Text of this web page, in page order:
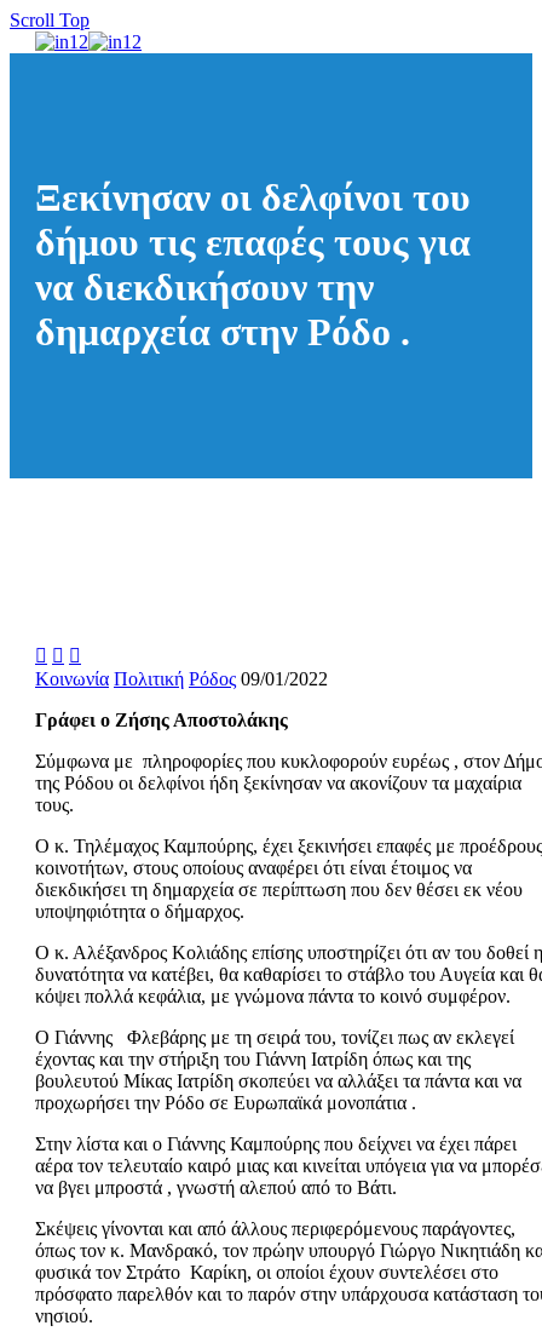
Scroll Top
Ξεκίνησαν οι δελφίνοι του
δήμου τις επαφές τους για
να διεκδικήσουν την
δημαρχεία στην Ρόδο .
  
Κοινωνία Πολιτική Ρόδος 09/01/2022
Γράφει ο Ζήσης Αποστολάκης
Σύμφωνα με πληροφορίες που κυκλοφορούν ευρέως , στον
της Ρόδου οι δελφίνοι ήδη ξεκίνησαν να ακονίζουν τα μαχαίρια
τους.
Ο κ. Τηλέμαχος Καμπούρης, έχει ξεκινήσει επαφές με προέδρους
κοινοτήτων, στους οποίους αναφέρει ότι είναι έτοιμος να
διεκδικήσει τη δημαρχεία σε περίπτωση που δεν θέσει εκ νέου
υποψηφιότητα ο δήμαρχος.
Ο κ. Αλέξανδρος Κολιάδης επίσης υποστηρίζει ότι αν του δοθεί η
δυνατότητα να κατέβει, θα καθαρίσει το στάβλο του Αυγεία και
κόψει πολλά κεφάλια, με γνώμονα πάντα το κοινό συμφέρον.
Ο Γιάννης Φλεβάρης με τη σειρά του, τονίζει πως αν εκλεγεί
έχοντας και την στήριξη του Γιάννη Ιατρίδη όπως και της
βουλευτού Μίκας Ιατρίδη σκοπεύει να αλλάξει τα πάντα και να
προχωρήσει την Ρόδο σε Ευρωπαϊκά μονοπάτια .
Στην λίστα και ο Γιάννης Καμπούρης που δείχνει να έχει πάρει
αέρα τον τελευταίο καιρό μιας και κινείται υπόγεια για να
να βγει μπροστά , γνωστή αλεπού από το Βάτι.
Σκέψεις γίνονται και από άλλους περιφερόμενους παράγοντες,
όπως τον κ. Μανδρακό, τον πρώην υπουργό Γιώργο Νικητιάδη
φυσικά τον Στράτο Καρίκη, οι οποίοι έχουν συντελέσει στο
πρόσφατο παρελθόν και το παρόν στην υπάρχουσα κατάσταση
νησιού.